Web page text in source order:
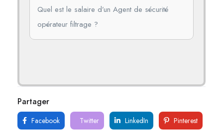
Quel est le salaire d’un Agent de sécurité
opérateur filtrage ?
Partager
Facebook Twitter LinkedIn Pinterest